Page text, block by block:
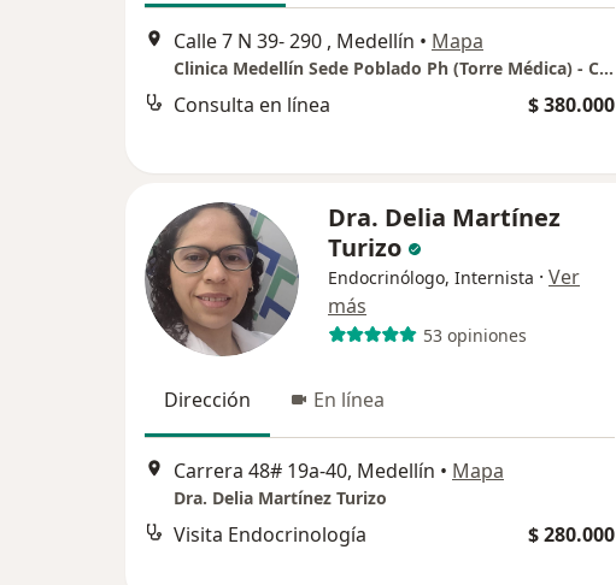
Calle 7 N 39- 290 , Medellín • Mapa
Clinica Medellín Sede Poblado Ph (Torre Médica) - Calle 7 # 32-290 Consultorio 515 - Medellín
Consulta en línea $ 380.000
Dra. Delia Martínez
Turizo
Endocrinólogo, Internista · Ver
más
53 opiniones
Dirección En línea
Carrera 48# 19a-40, Medellín • Mapa
Dra. Delia Martínez Turizo
Visita Endocrinología $ 280.000